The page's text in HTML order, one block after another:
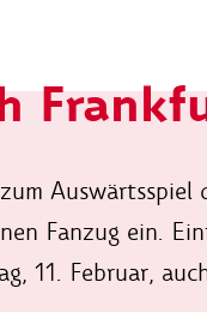
Fanzug ein.
11. Februar,